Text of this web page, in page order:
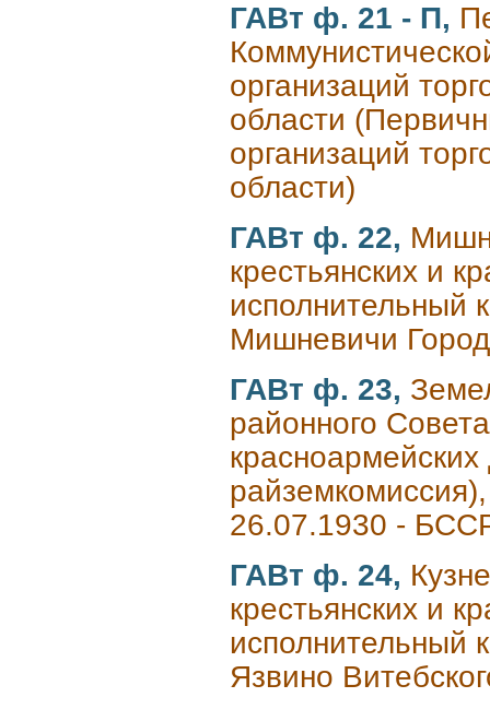
ГАВт ф. 21 - П,
организаций
области
организаций
области)
ГАВт ф. 22,
крестьянских и
исполнительный
Мишневичи
ГАВт ф. 23,
районного
26.07.1930 -
ГАВт ф. 24,
крестьянских и
исполнительный
Язвино